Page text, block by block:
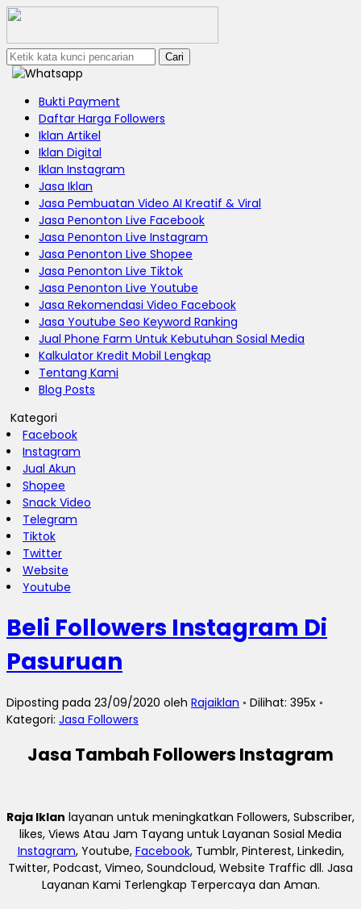
Cari
Bukti Payment
Daftar Harga Followers
Iklan Artikel
Iklan Digital
Iklan Instagram
Jasa Iklan
Jasa Pembuatan Video AI Kreatif & Viral
Jasa Penonton Live Facebook
Jasa Penonton Live Instagram
Jasa Penonton Live Shopee
Jasa Penonton Live Tiktok
Jasa Penonton Live Youtube
Jasa Rekomendasi Video Facebook
Jasa Youtube Seo Keyword Ranking
Jual Phone Farm Untuk Kebutuhan Sosial Media
Kalkulator Kredit Mobil Lengkap
Tentang Kami
Blog Posts
Kategori
Facebook
Instagram
Jual Akun
Shopee
Snack Video
Telegram
Tiktok
Twitter
Website
Youtube
Beli Followers Instagram Di
Pasuruan
Diposting pada 23/09/2020 oleh Rajaiklan ◦ Dilihat: 395x ◦
Kategori: Jasa Followers
Jasa Tambah Followers Instagram
Raja Iklan layanan untuk meningkatkan Followers, Subscriber,
likes, Views Atau Jam Tayang untuk Layanan Sosial Media
Instagram, Youtube, Facebook, Tumblr, Pinterest, Linkedin,
Twitter, Podcast, Vimeo, Soundcloud, Website Traffic dll. Jasa
Layanan Kami Terlengkap Terpercaya dan Aman.